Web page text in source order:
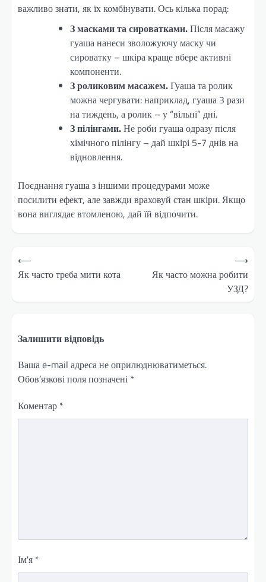
важливо знати, як їх комбінувати. Ось кілька порад:
З масками та сироватками.Після масажу
гуаша нанеси зволожуючу маску чи
сироватку – шкіра краще вбере активні
компоненти.
З роликовим масажем.Гуаша та ролик
можна чергувати: наприклад, гуаша 3 рази
на тиждень, а ролик – у “вільні” дні.
З пілінгами.Не роби гуаша одразу після
хімічного пілінгу – дай шкірі 5-7 днів на
відновлення.
Поєднання гуаша з іншими процедурами може
посилити ефект, але завжди враховуй стан шкіри. Якщо
вона виглядає втомленою, дай їй відпочити.
Навігація
записів
⟵
Як часто треба мити кота
Як часто можна робити
УЗД?
⟶
Залишити відповідь
Ваша e-mail адреса не оприлюднюватиметься.
Обов’язкові поля позначені *
Коментар *
Ім'я *